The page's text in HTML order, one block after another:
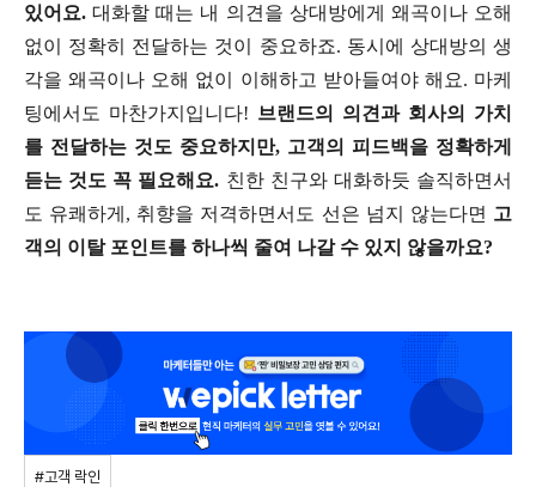
있어요. 대화할 때는 내 의견을 상대방에게 왜곡이나 오해
없이 정확히 전달하는 것이 중요하죠. 동시에 상대방의 생
각을 왜곡이나 오해 없이 이해하고 받아들여야 해요. 마케
팅에서도 마찬가지입니다! 브랜드의 의견과 회사의 가치
를 전달하는 것도 중요하지만, 고객의 피드백을 정확하게
듣는 것도 꼭 필요해요. 친한 친구와 대화하듯 솔직하면서
도 유쾌하게, 취향을 저격하면서도 선은 넘지 않는다면 고
객의 이탈 포인트를 하나씩 줄여 나갈 수 있지 않을까요?
#고객 락인